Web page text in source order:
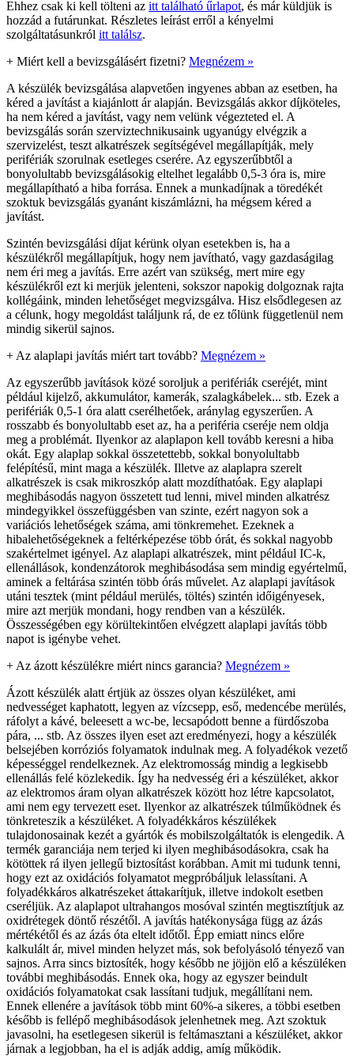
Ehhez csak ki kell tölteni az itt található űrlapot, és már küldjük is
hozzád a futárunkat. Részletes leírást erről a kényelmi
szolgáltatásunkról itt találsz.
+ Miért kell a bevizsgálásért fizetni? Megnézem »
A készülék bevizsgálása alapvetően ingyenes abban az esetben, ha
kéred a javítást a kiajánlott ár alapján. Bevizsgálás akkor díjköteles,
ha nem kéred a javítást, vagy nem velünk végezteted el. A
bevizsgálás során szerviztechnikusaink ugyanúgy elvégzik a
szervizelést, teszt alkatrészek segítségével megállapítják, mely
perifériák szorulnak esetleges cserére. Az egyszerűbbtől a
bonyolultabb bevizsgálásokig eltelhet legalább 0,5-3 óra is, mire
megállapítható a hiba forrása. Ennek a munkadíjnak a töredékét
szoktuk bevizsgálás gyanánt kiszámlázni, ha mégsem kéred a
javítást.
Szintén bevizsgálási díjat kérünk olyan esetekben is, ha a
készülékről megállapítjuk, hogy nem javítható, vagy gazdaságilag
nem éri meg a javítás. Erre azért van szükség, mert mire egy
készülékről ezt ki merjük jelenteni, sokszor napokig dolgoznak rajta
kollégáink, minden lehetőséget megvizsgálva. Hisz elsődlegesen az
a célunk, hogy megoldást találjunk rá, de ez tőlünk függetlenül nem
mindig sikerül sajnos.
+ Az alaplapi javítás miért tart tovább? Megnézem »
Az egyszerűbb javítások közé soroljuk a perifériák cseréjét, mint
például kijelző, akkumulátor, kamerák, szalagkábelek... stb. Ezek a
perifériák 0,5-1 óra alatt cserélhetőek, aránylag egyszerűen. A
rosszabb és bonyolultabb eset az, ha a periféria cseréje nem oldja
meg a problémát. Ilyenkor az alaplapon kell tovább keresni a hiba
okát. Egy alaplap sokkal összetettebb, sokkal bonyolultabb
felépítésű, mint maga a készülék. Illetve az alaplapra szerelt
alkatrészek is csak mikroszkóp alatt mozdíthatóak. Egy alaplapi
meghibásodás nagyon összetett tud lenni, mivel minden alkatrész
mindegyikkel összefüggésben van szinte, ezért nagyon sok a
variációs lehetőségek száma, ami tönkremehet. Ezeknek a
hibalehetőségeknek a feltérképezése több órát, és sokkal nagyobb
szakértelmet igényel. Az alaplapi alkatrészek, mint például IC-k,
ellenállások, kondenzátorok meghibásodása sem mindig egyértelmű,
aminek a feltárása szintén több órás művelet. Az alaplapi javítások
utáni tesztek (mint például merülés, töltés) szintén időigényesek,
mire azt merjük mondani, hogy rendben van a készülék.
Összességében egy körültekintően elvégzett alaplapi javítás több
napot is igénybe vehet.
+ Az ázott készülékre miért nincs garancia? Megnézem »
Ázott készülék alatt értjük az összes olyan készüléket, ami
nedvességet kaphatott, legyen az vízcsepp, eső, medencébe merülés,
ráfolyt a kávé, beleesett a wc-be, lecsapódott benne a fürdőszoba
pára, ... stb. Az összes ilyen eset azt eredményezi, hogy a készülék
belsejében korróziós folyamatok indulnak meg. A folyadékok vezető
képességgel rendelkeznek. Az elektromosság mindig a legkisebb
ellenállás felé közlekedik. Így ha nedvesség éri a készüléket, akkor
az elektromos áram olyan alkatrészek között hoz létre kapcsolatot,
ami nem egy tervezett eset. Ilyenkor az alkatrészek túlműködnek és
tönkreteszik a készüléket. A folyadékkáros készülékek
tulajdonosainak kezét a gyártók és mobilszolgáltatók is elengedik. A
termék garanciája nem terjed ki ilyen meghibásodásokra, csak ha
kötöttek rá ilyen jellegű biztosítást korábban. Amit mi tudunk tenni,
hogy ezt az oxidációs folyamatot megpróbáljuk lelassítani. A
folyadékkáros alkatrészeket áttakarítjuk, illetve indokolt esetben
cseréljük. Az alaplapot ultrahangos mosóval szintén megtisztítjuk az
oxidrétegek döntő részétől. A javítás hatékonysága függ az ázás
mértékétől és az ázás óta eltelt időtől. Épp emiatt nincs előre
kalkulált ár, mivel minden helyzet más, sok befolyásoló tényező van
sajnos. Arra sincs biztosíték, hogy később ne jöjjön elő a készüléken
további meghibásodás. Ennek oka, hogy az egyszer beindult
oxidációs folyamatokat csak lassítani tudjuk, megállítani nem.
Ennek ellenére a javítások több mint 60%-a sikeres, a többi esetben
később is fellépő meghibásodások jelenhetnek meg. Azt szoktuk
javasolni, ha esetlegesen sikerül is feltámasztani a készüléket, akkor
járnak a legjobban, ha el is adják addig, amíg működik.